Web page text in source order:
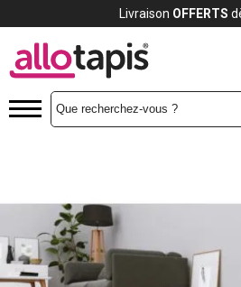
Payez jusqu'à12x